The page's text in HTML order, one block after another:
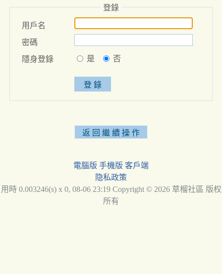
登錄
用戶名
密碼
隱身登錄
是 否
電腦版 手機版 客戶端
隐私政策
用時 0.003246(s) x 0, 08-06 23:19 Copyright © 2026 草榴社區 版权
所有